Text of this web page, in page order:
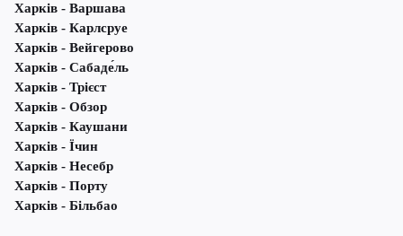
Харків - Варшава
Харків - Карлсруе
Харків - Вейгерово
Харків - Сабаде́ль
Харків - Трієст
Харків - Обзор
Харків - Каушани
Харків - Їчин
Харків - Несебр
Харків - Порту
Харків - Більбао